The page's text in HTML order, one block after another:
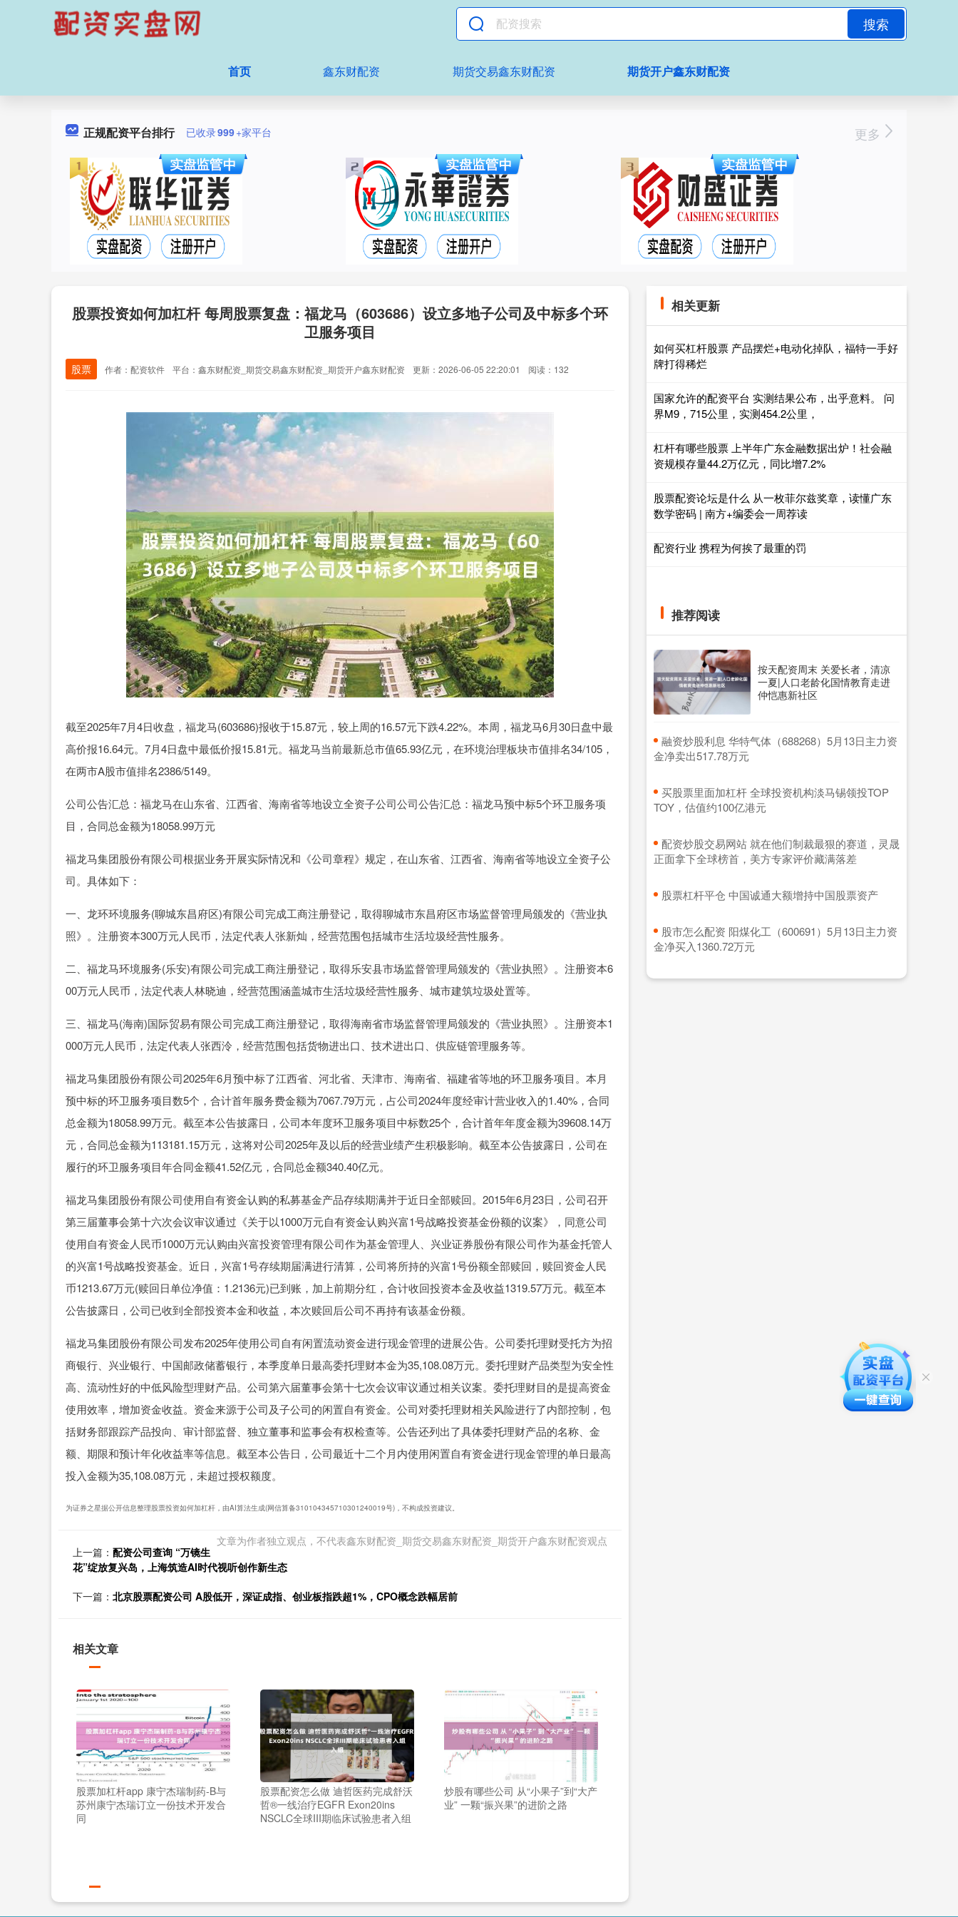
搜索
首页 鑫东财配资 期货交易鑫东财配资 期货开户鑫东财配资
正规配资平台排行 已收录999+家平台 更多
股票投资如何加杠杆 每周股票复盘：福龙马（603686）设立多地子公司及中标多个环
卫服务项目
股票 作者：配资软件 平台：鑫东财配资_期货交易鑫东财配资_期货开户鑫东财配资 更新：2026-06-05 22:20:01 阅读：132
截至2025年7月4日收盘，福龙马(603686)报收于15.87元，较上周的16.57元下跌4.22%。本周，福龙马6月30日盘中最
高价报16.64元。7月4日盘中最低价报15.81元。福龙马当前最新总市值65.93亿元，在环境治理板块市值排名34/105，
在两市A股市值排名2386/5149。
公司公告汇总：福龙马在山东省、江西省、海南省等地设立全资子公司公司公告汇总：福龙马预中标5个环卫服务项
目，合同总金额为18058.99万元
福龙马集团股份有限公司根据业务开展实际情况和《公司章程》规定，在山东省、江西省、海南省等地设立全资子公
司。具体如下：
一、龙环环境服务(聊城东昌府区)有限公司完成工商注册登记，取得聊城市东昌府区市场监督管理局颁发的《营业执
照》。注册资本300万元人民币，法定代表人张新灿，经营范围包括城市生活垃圾经营性服务。
二、福龙马环境服务(乐安)有限公司完成工商注册登记，取得乐安县市场监督管理局颁发的《营业执照》。注册资本6
00万元人民币，法定代表人林晓迪，经营范围涵盖城市生活垃圾经营性服务、城市建筑垃圾处置等。
三、福龙马(海南)国际贸易有限公司完成工商注册登记，取得海南省市场监督管理局颁发的《营业执照》。注册资本1
000万元人民币，法定代表人张西泠，经营范围包括货物进出口、技术进出口、供应链管理服务等。
福龙马集团股份有限公司2025年6月预中标了江西省、河北省、天津市、海南省、福建省等地的环卫服务项目。本月
预中标的环卫服务项目数5个，合计首年服务费金额为7067.79万元，占公司2024年度经审计营业收入的1.40%，合同
总金额为18058.99万元。截至本公告披露日，公司本年度环卫服务项目中标数25个，合计首年年度金额为39608.14万
元，合同总金额为113181.15万元，这将对公司2025年及以后的经营业绩产生积极影响。截至本公告披露日，公司在
履行的环卫服务项目年合同金额41.52亿元，合同总金额340.40亿元。
福龙马集团股份有限公司使用自有资金认购的私募基金产品存续期满并于近日全部赎回。2015年6月23日，公司召开
第三届董事会第十六次会议审议通过《关于以1000万元自有资金认购兴富1号战略投资基金份额的议案》，同意公司
使用自有资金人民币1000万元认购由兴富投资管理有限公司作为基金管理人、兴业证券股份有限公司作为基金托管人
的兴富1号战略投资基金。近日，兴富1号存续期届满进行清算，公司将所持的兴富1号份额全部赎回，赎回资金人民
币1213.67万元(赎回日单位净值：1.2136元)已到账，加上前期分红，合计收回投资本金及收益1319.57万元。截至本
公告披露日，公司已收到全部投资本金和收益，本次赎回后公司不再持有该基金份额。
福龙马集团股份有限公司发布2025年使用公司自有闲置流动资金进行现金管理的进展公告。公司委托理财受托方为招
商银行、兴业银行、中国邮政储蓄银行，本季度单日最高委托理财本金为35,108.08万元。委托理财产品类型为安全性
高、流动性好的中低风险型理财产品。公司第六届董事会第十七次会议审议通过相关议案。委托理财目的是提高资金
使用效率，增加资金收益。资金来源于公司及子公司的闲置自有资金。公司对委托理财相关风险进行了内部控制，包
括财务部跟踪产品投向、审计部监督、独立董事和监事会有权检查等。公告还列出了具体委托理财产品的名称、金
额、期限和预计年化收益率等信息。截至本公告日，公司最近十二个月内使用闲置自有资金进行现金管理的单日最高
投入金额为35,108.08万元，未超过授权额度。
为证券之星据公开信息整理股票投资如何加杠杆，由AI算法生成(网信算备310104345710301240019号)，不构成投资建议。
文章为作者独立观点，不代表鑫东财配资_期货交易鑫东财配资_期货开户鑫东财配资观点
上一篇： 配资公司查询 “万镜生
花”绽放复兴岛，上海筑造AI时代视听创作新生态
下一篇： 北京股票配资公司 A股低开，深证成指、创业板指跌超1%，CPO概念跌幅居前
相关文章
股票加杠杆app 康宁杰瑞制药-B与
苏州康宁杰瑞订立一份技术开发合
同
股票配资怎么做 迪哲医药完成舒沃
哲®一线治疗EGFR Exon20ins
NSCLC全球III期临床试验患者入组
炒股有哪些公司 从“小果子”到“大产
业” 一颗“振兴果”的进阶之路
相关更新
如何买杠杆股票 产品摆烂+电动化掉队，福特一手好
牌打得稀烂
国家允许的配资平台 实测结果公布，出乎意料。 问
界M9，715公里，实测454.2公里，
杠杆有哪些股票 上半年广东金融数据出炉！社会融
资规模存量44.2万亿元，同比增7.2%
股票配资论坛是什么 从一枚菲尔兹奖章，读懂广东
数学密码 | 南方+编委会一周荐读
配资行业 携程为何挨了最重的罚
推荐阅读
按天配资周末 关爱长者，清凉
一夏|人口老龄化国情教育走进
仲恺惠新社区
​融资炒股利息 华特气体（688268）5月13日主力资
金净卖出517.78万元
​买股票里面加杠杆 全球投资机构淡马锡领投TOP
TOY，估值约100亿港元
​配资炒股交易网站 就在他们制裁最狠的赛道，灵晟
正面拿下全球榜首，美方专家评价藏满落差
​股票杠杆平仓 中国诚通大额增持中国股票资产
​股市怎么配资 阳煤化工（600691）5月13日主力资
金净买入1360.72万元